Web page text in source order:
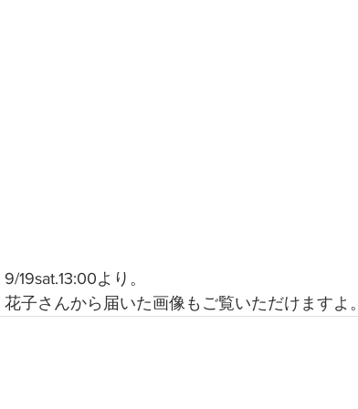
9/19sat.13:00より。
花子さんから届いた画像もご覧いただけますよ。